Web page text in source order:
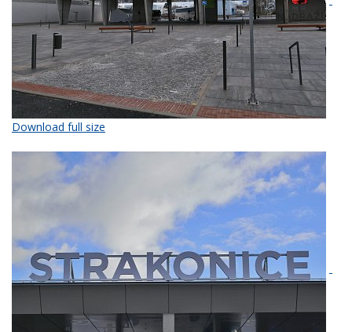
Download full size